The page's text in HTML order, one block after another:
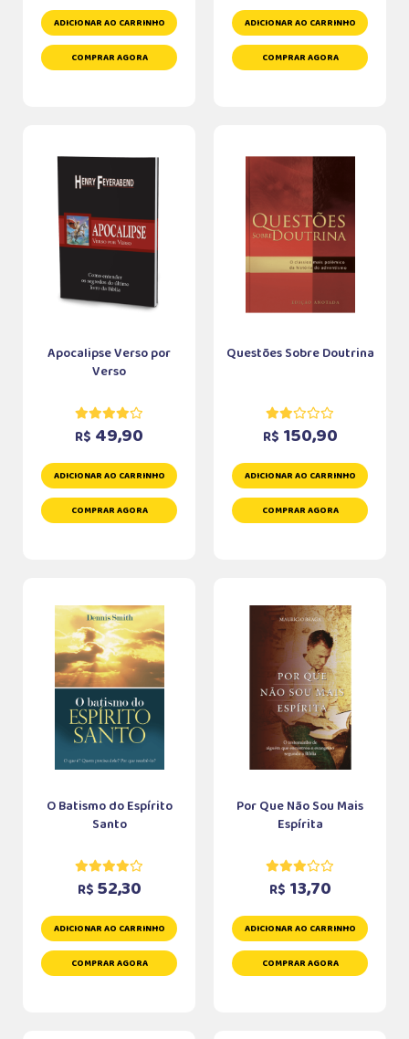
ADICIONAR AO CARRINHO
COMPRAR AGORA
ADICIONAR AO CARRINHO
COMPRAR AGORA
Apocalipse Verso por
Verso
R$ 49,90
ADICIONAR AO CARRINHO
COMPRAR AGORA
Questões Sobre Doutrina
R$ 150,90
ADICIONAR AO CARRINHO
COMPRAR AGORA
O Batismo do Espírito
Santo
R$ 52,30
ADICIONAR AO CARRINHO
COMPRAR AGORA
Por Que Não Sou Mais
Espírita
R$ 13,70
ADICIONAR AO CARRINHO
COMPRAR AGORA